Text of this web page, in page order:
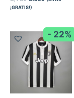
¡GRATIS!)
- 22%